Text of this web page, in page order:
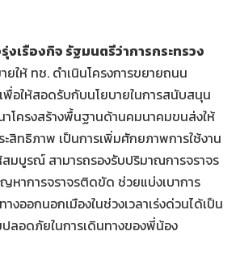
งเรืองกิจ รัฐมนตรีว่าการกระทรวง
ยให้ ทช. ดำเนินโครงการขยายถนน
อให้สอดรับกับนโยบายในการสนับสนุน
โครงสร้างพื้นฐานด้านคมนาคมขนส่งให้
ะสิทธิภาพ เป็นการเพิ่มศักยภาพการใช้งาน
มบูรณ์ สามารถรองรับปริมาณการจราจร
หาการจราจรติดขัด ช่วยแบ่งเบาการ
งออกนอกเมืองในช่วงเวลาเร่งด่วนได้เป็น
ปลอดภัยในการเดินทางของพี่น้อง